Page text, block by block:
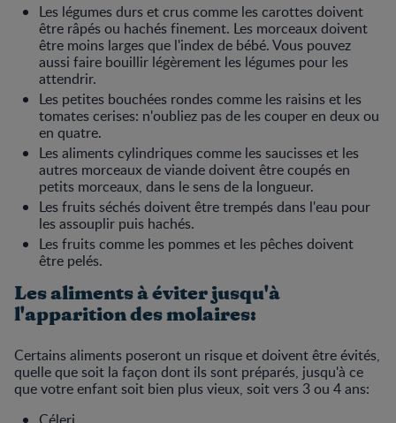
Les légumes durs et crus comme les carottes doivent
être râpés ou hachés finement. Les morceaux doivent
être moins larges que l'index de bébé. Vous pouvez
aussi faire bouillir légèrement les légumes pour les
attendrir.
Les petites bouchées rondes comme les raisins et les
tomates cerises: n'oubliez pas de les couper en deux ou
en quatre.
Les aliments cylindriques comme les saucisses et les
autres morceaux de viande doivent être coupés en
petits morceaux, dans le sens de la longueur.
Les fruits séchés doivent être trempés dans l'eau pour
les assouplir puis hachés.
Les fruits comme les pommes et les pêches doivent
être pelés.
Les aliments à éviter jusqu'à
l'apparition des molaires:
Certains aliments poseront un risque et doivent être évités,
quelle que soit la façon dont ils sont préparés, jusqu'à ce
que votre enfant soit bien plus vieux, soit vers 3 ou 4 ans: